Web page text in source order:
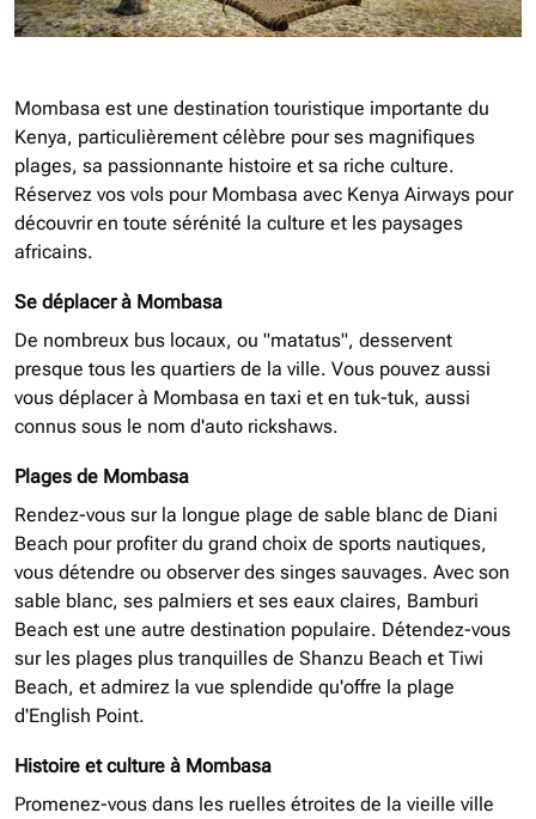
Mombasa est une destination touristique importante du
Kenya, particulièrement célèbre pour ses magnifiques
plages, sa passionnante histoire et sa riche culture.
Réservez vos vols pour Mombasa avec Kenya Airways pour
découvrir en toute sérénité la culture et les paysages
africains.
Se déplacer à Mombasa
De nombreux bus locaux, ou "matatus", desservent
presque tous les quartiers de la ville. Vous pouvez aussi
vous déplacer à Mombasa en taxi et en tuk-tuk, aussi
connus sous le nom d'auto rickshaws.
Plages de Mombasa
Rendez-vous sur la longue plage de sable blanc de Diani
Beach pour profiter du grand choix de sports nautiques,
vous détendre ou observer des singes sauvages. Avec son
sable blanc, ses palmiers et ses eaux claires, Bamburi
Beach est une autre destination populaire. Détendez-vous
sur les plages plus tranquilles de Shanzu Beach et Tiwi
Beach, et admirez la vue splendide qu'offre la plage
d'English Point.
Histoire et culture à Mombasa
Promenez-vous dans les ruelles étroites de la vieille ville